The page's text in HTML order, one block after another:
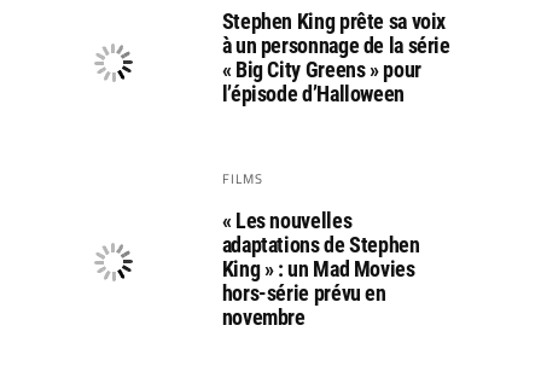
Stephen King prête sa voix
à un personnage de la série
« Big City Greens » pour
l’épisode d’Halloween
FILMS
« Les nouvelles
adaptations de Stephen
King » : un Mad Movies
hors-série prévu en
novembre